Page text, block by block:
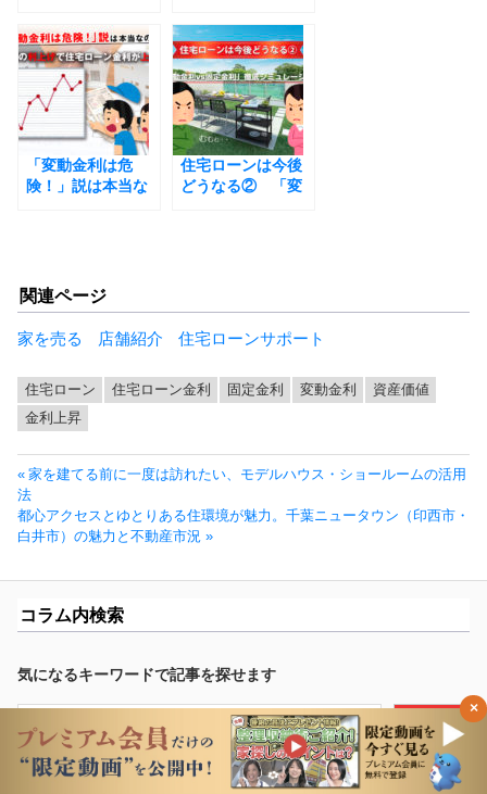
×
宅ローン金利の上
昇はあるか？」
後の見通しと購入
時のポイント
「変動金利は危
険！」説は本当な
住宅ローンは今後
どうなる② 「変
関連ページ
家を売る 店舗紹介 住宅ローンサポート
住宅ローン 住宅ローン金利 固定金利 変動金利
資産価値
金利上昇
投
稿
ナ
ビ
ョ
ン
前
の
投
稿:
家を建てる前に一度は訪れたい、モデルハウス・ショールームの活用
法
次
の
都心アクセスとゆとりある住環境が魅力。千葉ニュータウン（印西市・
白井市）の魅力と不動産市況
コラム内検索
気になるキーワードで記事を探せます
検
索
検索